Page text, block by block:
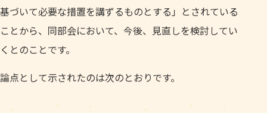
基づいて必要な措置を講ずるものとする」とされている
ことから、同部会において、今後、見直しを検討してい
くとのことです。
論点として示されたのは次のとおりです。